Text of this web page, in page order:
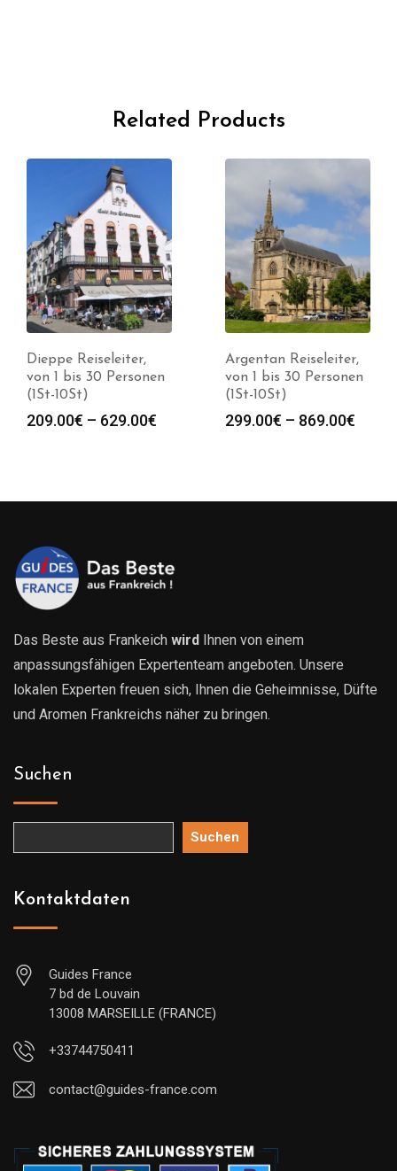
Related Products
Dieppe Reiseleiter,
von 1 bis 30 Personen
(1St-10St)
209.00€ – 629.00€ Preisspanne:
Argentan Reiseleiter,
von 1 bis 30 Personen
(1St-10St)
299.00€ – 869.00€
Das Beste aus Frankeich wird Ihnen von einem
anpassungsfähigen Expertenteam angeboten. Unsere
lokalen Experten freuen sich, Ihnen die Geheimnisse, Düfte
und Aromen Frankreichs näher zu bringen.
Suchen
Suchen
Kontaktdaten
Guides France
7 bd de Louvain
13008 MARSEILLE (FRANCE)
+33744750411
contact@guides-france.com